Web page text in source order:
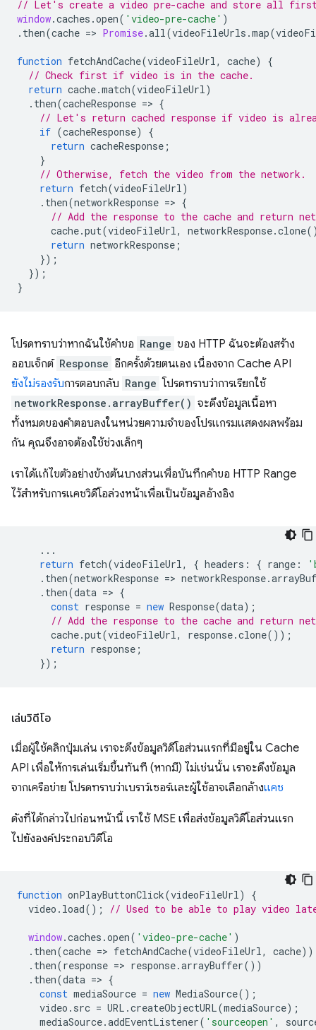
// Let's create a video pre-cache and store all first
window.caches .open( 'video-pre-cache' )
. then(cache => Promise.all(videoFileUrls .map(
function fetchAndCache(videoFileUrl, cache)
{
// Check first if video is in the cache.
return cache.match(videoFileUrl)
. then(cacheResponse => {
// Let's return cached response if video is
if (cacheResponse)
{
return cacheResponse ;
}
// Otherwise, fetch the video from the network.
return fetch(videoFileUrl)
. then(networkResponse => {
// Add the response to the cache and return
cache.put(videoFileUrl, networkResponse.clone
return networkResponse ;
});
});
}
โปรดทราบว่าหากฉันใช้คําขอ Range ของ HTTP ฉันจะต้องสร้าง
ออบเจ็กต์ Response อีกครั้งด้วยตนเอง เนื่องจาก Cache API
ยังไม่รองรับการตอบกลับ Range โปรดทราบว่าการเรียกใช้
networkResponse.arrayBuffer() จะดึงข้อมูลเนื้อหา
ทั้งหมดของคำตอบลงในหน่วยความจำของโปรแกรมแสดงผลพร้อม
กัน คุณจึงอาจต้องใช้ช่วงเล็กๆ
เราได้แก้ไขตัวอย่างข้างต้นบางส่วนเพื่อบันทึกคำขอ HTTP Range
ไว้สำหรับการแคชวิดีโอล่วงหน้าเพื่อเป็นข้อมูลอ้างอิง
...
return fetch(videoFileUrl, { headers : { range :
. then(networkResponse => networkResponse.
. then(data => {
const response = new Response(data);
// Add the response to the cache and return
cache.put(videoFileUrl, response.clone());
return response ;
});
เล่นวิดีโอ
เมื่อผู้ใช้คลิกปุ่มเล่น เราจะดึงข้อมูลวิดีโอส่วนแรกที่มีอยู่ใน Cache
API เพื่อให้การเล่นเริ่มขึ้นทันที (หากมี) ไม่เช่นนั้น เราจะดึงข้อมูล
จากเครือข่าย โปรดทราบว่าเบราว์เซอร์และผู้ใช้อาจเลือกล้างแคช
ดังที่ได้กล่าวไปก่อนหน้านี้ เราใช้ MSE เพื่อส่งข้อมูลวิดีโอส่วนแรก
ไปยังองค์ประกอบวิดีโอ
function onPlayButtonClick(videoFileUrl)
{
video . load(); // Used to be able to play video
window.caches .open( 'video-pre-cache' )
. then(cache => fetchAndCache(videoFileUrl, cache))
. then(response => response.arrayBuffer())
. then(data => {
const mediaSource = new MediaSource();
video . src = URL .createObjectURL(mediaSource);
mediaSource.addEventListener( 'sourceopen' ,